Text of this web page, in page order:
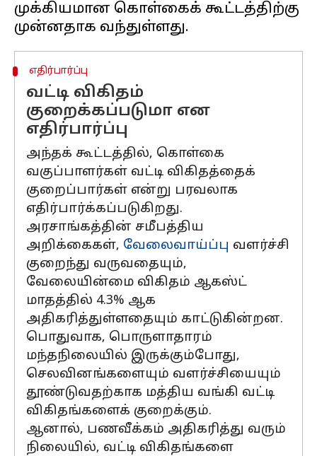
முக்கியமான கொள்கைக் கூட்டத்திற்கு
எதிர்பார்ப்பு
வட்டி விகிதம்
குறைக்கப்படுமா என
எதிர்பார்ப்பு
அந்தக் கூட்டத்தில், கொள்கை
வகுப்பாளர்கள் வட்டி விகிதத்தைக்
குறைப்பார்கள் என்று பரவலாக
எதிர்பார்க்கப்படுகிறது.
அரசாங்கத்தின் சமீபத்திய
அறிக்கைகள், வேலைவாய்ப்பு வளர்ச்சி
குறைந்து வருவதையும்,
வேலையின்மை விகிதம் ஆகஸ்ட்
மாதத்தில் 4.3% ஆக
அதிகரித்துள்ளதையும் காட்டுகின்றன.
பொதுவாக, பொருளாதாரம்
மந்தநிலையில் இருக்கும்போது,
செலவினங்களையும் வளர்ச்சியையும்
தூண்டுவதற்காக மத்திய வங்கி வட்டி
விகிதங்களைக் குறைக்கும்.
ஆனால், பணவீக்கம் அதிகரித்து வரும்
நிலையில், வட்டி விகிதங்களை